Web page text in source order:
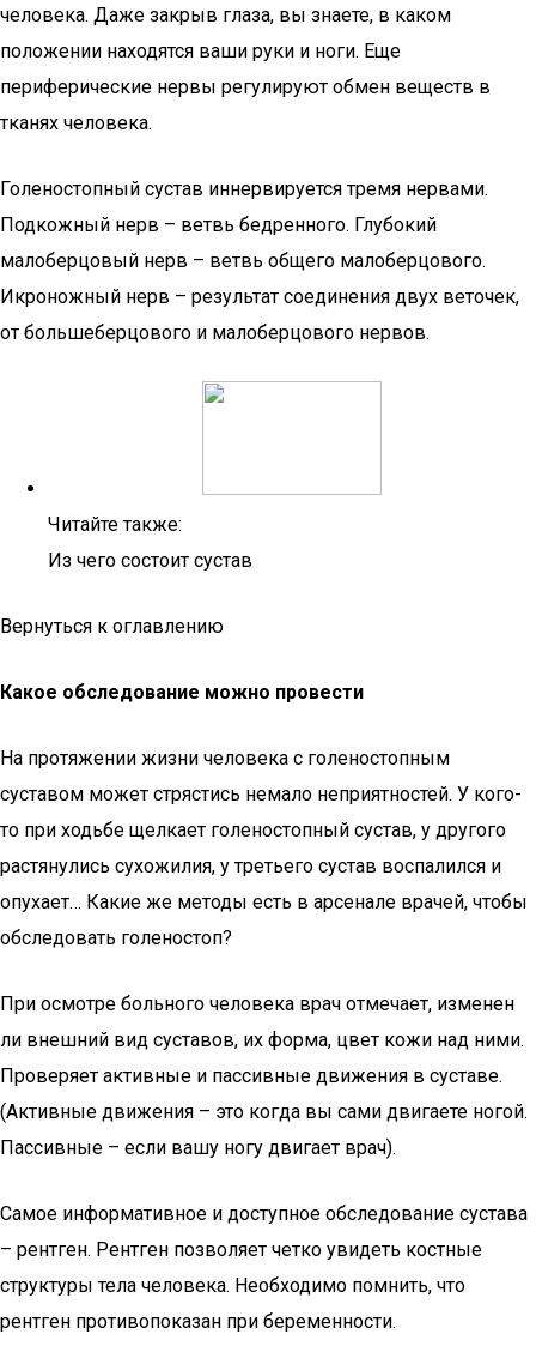
человека. Даже закрыв глаза, вы знаете, в каком
положении находятся ваши руки и ноги. Еще
периферические нервы регулируют обмен веществ в
тканях человека.
Голеностопный сустав иннервируется тремя нервами.
Подкожный нерв – ветвь бедренного. Глубокий
малоберцовый нерв – ветвь общего малоберцового.
Икроножный нерв – результат соединения двух веточек,
от большеберцового и малоберцового нервов.
Читайте также:
Из чего состоит сустав
Вернуться к оглавлению
Какое обследование можно провести
На протяжении жизни человека с голеностопным
суставом может стрястись немало неприятностей. У кого-
то при ходьбе щелкает голеностопный сустав, у другого
растянулись сухожилия, у третьего сустав воспалился и
опухает… Какие же методы есть в арсенале врачей, чтобы
обследовать голеностоп?
При осмотре больного человека врач отмечает, изменен
ли внешний вид суставов, их форма, цвет кожи над ними.
Проверяет активные и пассивные движения в суставе.
(Активные движения – это когда вы сами двигаете ногой.
Пассивные – если вашу ногу двигает врач).
Самое информативное и доступное обследование сустава
– рентген. Рентген позволяет четко увидеть костные
структуры тела человека. Необходимо помнить, что
рентген противопоказан при беременности.